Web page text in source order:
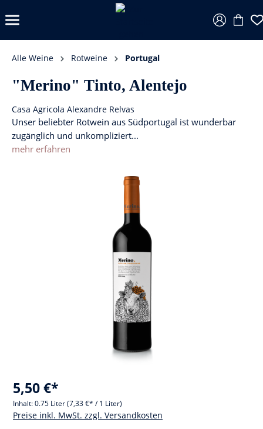
Alle Weine Rotweine Portugal
"Merino" Tinto, Alentejo
Casa Agricola Alexandre Relvas
Unser beliebter Rotwein aus Südportugal ist wunderbar
zugänglich und unkompliziert...
mehr erfahren
5,50 €*
Inhalt:0.75 Liter(7,33 €* / 1 Liter)
Preise inkl. MwSt. zzgl. Versandkosten